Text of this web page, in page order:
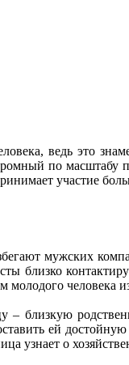
ведь это
по масштабу
участие
мужских
близко
молодого человека
близкую
ей
узнает о